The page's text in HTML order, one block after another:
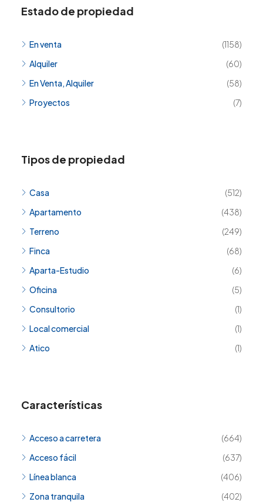
Estado de propiedad
En venta
(1158)
Alquiler
(60)
En Venta, Alquiler
(58)
Proyectos
(7)
Tipos de propiedad
Casa
(512)
Apartamento
(438)
Terreno
(249)
Finca
(68)
Aparta-Estudio
(6)
Oficina
(5)
Consultorio
(1)
Local comercial
(1)
Atico
(1)
Características
Acceso a carretera
(664)
Acceso fácil
(637)
Línea blanca
(406)
Zona tranquila
(402)